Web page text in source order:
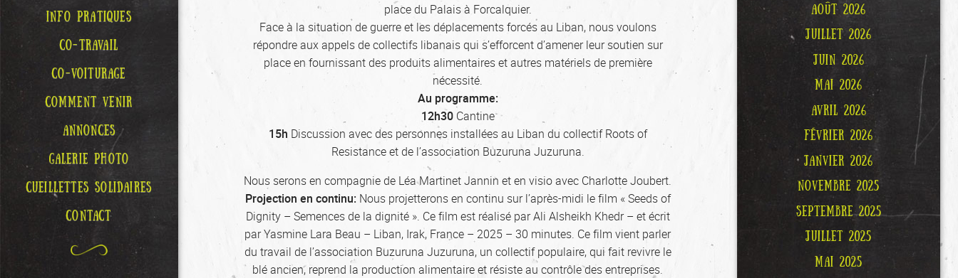
INFO PRATIQUES
CO-TRAVAIL
CO-VOITURAGE
COMMENT VENIR
ANNONCES
GALERIE PHOTO
CUEILLETTES SOLIDAIRES
CONTACT
place du Palais à Forcalquier.
Face à la situation de guerre et les déplacements forcés au Liban, nous voulons
répondre aux appels de collectifs libanais qui s’efforcent d’amener leur soutien sur
place en fournissant des produits alimentaires et autres matériels de première
nécessité.
Au programme:
12h30 Cantine
15h Discussion avec des personnes installées au Liban du collectif Roots of
Resistance et de l’association Buzuruna Juzuruna.
Nous serons en compagnie de Léa Martinet Jannin et en visio avec Charlotte Joubert.
Projection en continu: Nous projetterons en continu sur l’après-midi le film « Seeds of
Dignity – Semences de la dignité ». Ce film est réalisé par Ali Alsheikh Khedr – et écrit
par Yasmine Lara Beau – Liban, Irak, France – 2025 – 30 minutes. Ce film vient parler
du travail de l’association Buzuruna Juzuruna, un collectif populaire, qui fait revivre le
blé ancien, reprend la production alimentaire et résiste au contrôle des entreprises.
AOÛT 2026
JUILLET 2026
JUIN 2026
MAI 2026
AVRIL 2026
FÉVRIER 2026
JANVIER 2026
NOVEMBRE 2025
SEPTEMBRE 2025
JUILLET 2025
MAI 2025